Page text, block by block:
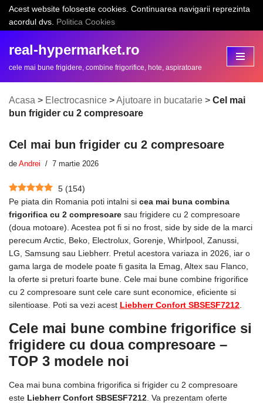
Sari
conținut
Acest website foloseste cookies. Continuarea navigarii reprezinta
acordul dvs. Politica Cookies
real-hypermarket.ro
cele mai bune frigidere, combine frigorifice, hote, aspiratoare
Acasa > Electrocasnice >Ajutoare in bucatarie > Cel mai
bun frigider cu 2 compresoare
Cel mai bun frigider cu 2 compresoare
de Andrei 7 martie 2026
5 (154)
Pe piata din Romania poti intalni si cea mai buna combina
frigorifica cu 2 compresoare sau frigidere cu 2 compresoare
(doua motoare). Acestea pot fi si no frost, side by side de la marci
perecum Arctic, Beko, Electrolux, Gorenje, Whirlpool, Zanussi,
LG, Samsung sau Liebherr. Pretul acestora variaza in 2026, iar o
gama larga de modele poate fi gasita la Emag, Altex sau Flanco,
la oferte si preturi foarte bune. Cele mai bune combine frigorifice
cu 2 compresoare sunt cele care sunt economice, eficiente si
silentioase. Poti sa vezi acest Liebherr Confort SBSESF7212
Cele mai bune combine frigorifice si
frigidere cu doua compresoare –
TOP 3 modele noi
Cea mai buna combina frigorifica si frigider cu 2 compresoare
este Liebherr Confort SBSESF7212 . Va prezentam oferte